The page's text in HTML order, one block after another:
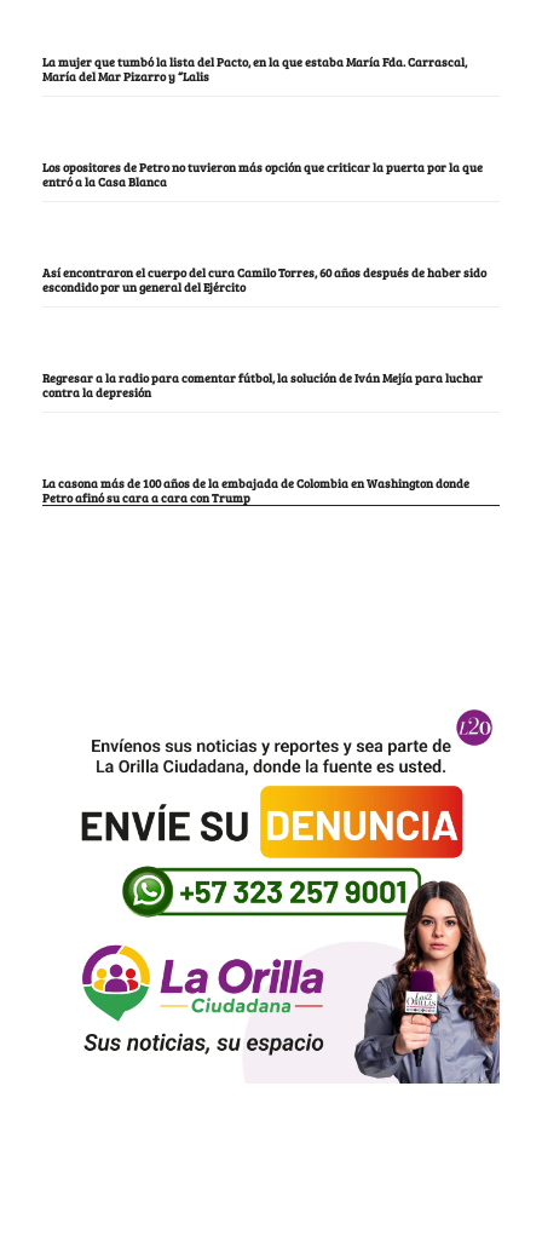
La mujer que tumbó la lista del Pacto, en la que estaba María Fda. Carrascal,
María del Mar Pizarro y “Lalis
Los opositores de Petro no tuvieron más opción que criticar la puerta por la que
entró a la Casa Blanca
Así encontraron el cuerpo del cura Camilo Torres, 60 años después de haber sido
escondido por un general del Ejército
Regresar a la radio para comentar fútbol, la solución de Iván Mejía para luchar
contra la depresión
La casona más de 100 años de la embajada de Colombia en Washington donde
Petro afinó su cara a cara con Trump